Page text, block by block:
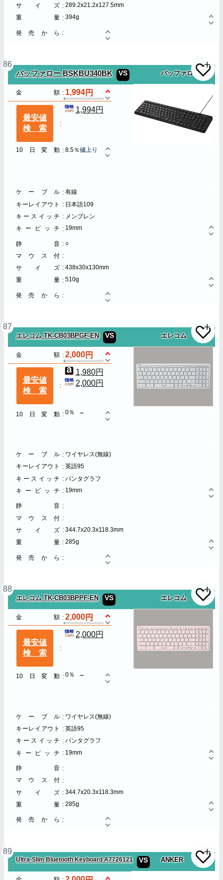
サイズ
289.2x21.2x127.5mm
重量
394g
発売から
86
バッファロー BSKBU340BK VS バッファロー
金額 1,994
最安値
検索
1,994円
10日変動 8.5％値上り
ケーブル
有線
キーレイアウト
日本語109
キースイッチ
メンブレン
キーピッチ
19mm
静音
○
マウス付
サイズ
438x30x130mm
重量
510g
発売から
87
エレコム TK-CB03BPGF-EN VS エレコム
金額 2,000
最安値
検索
1,980円
2,000円
10日変動 0％
ケーブル
ワイヤレス(無線)
キーレイアウト
英語95
キースイッチ
パンタグラフ
キーピッチ
19mm
静音
マウス付
サイズ
344.7x20.3x118.3mm
重量
285g
発売から
88
エレコム TK-CB03BPPF-EN VS エレコム
金額 2,000
最安値
検索
2,000円
10日変動 0％
ケーブル
ワイヤレス(無線)
キーレイアウト
英語95
キースイッチ
パンタグラフ
キーピッチ
19mm
静音
マウス付
サイズ
344.7x20.3x118.3mm
重量
285g
発売から
89
Ultra-Slim Bluetooth Keyboard A7726121 VS ANKER